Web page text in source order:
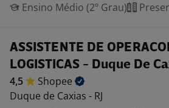
Ensino Médio (2º Grau)
ASSISTENTE DE
LOGISTICAS - Duque De
4,5
Shopee
Duque de Caxias - RJ